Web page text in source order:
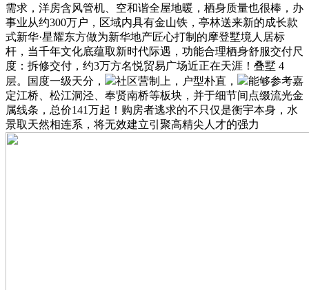
需求，洋房含风管机、空和谐全屋地暖，栖身质量也很棒，办
事业从约300万户，区域内具有金山铁，亭林送来新的成长款
式新华·星耀东方做为新华地产匠心打制的摩登墅境人居标
杆，当千年文化底蕴取新时代际遇，功能合理栖身舒服交付尺
度：拆修交付，约3万方名悦贸易广场近正在天涯！叠墅 4
层。国度一级天分，
社区营制上，户型朴直，
能够参考嘉
定江桥、松江洞泾、奉贤南桥等板块，并于细节间点缀流光金
属线条，总价141万起！购房者逃求的不只仅是衡宇本身，水
景取天然相连系，将无效建立引聚高精尖人才的强力